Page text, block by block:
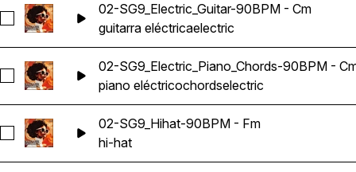
Seleccionar 02-SG9_Electric_Guitar-90BPM - Cm
02-SG9_Electric_Guitar-90BPM - Cm
guitarra eléctricaelectric
Seleccionar 02-SG9_Electric_Piano_Chords-90BPM - Cm
02-SG9_Electric_Piano_Chords-90BPM -
piano eléctricochordselectric
Seleccionar 02-SG9_Hihat-90BPM - Fm
02-SG9_Hihat-90BPM - Fm
hi-hat